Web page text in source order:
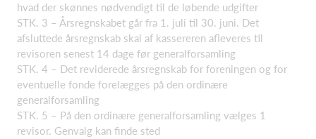
hvad der skønnes nødvendigt til de løbende udgifter
STK. 3 – Årsregnskabet går fra 1. juli til 30. juni. Det
afsluttede årsregnskab skal af kassereren afleveres til
revisoren senest 14 dage før generalforsamling
STK. 4 – Det reviderede årsregnskab for foreningen og for
eventuelle fonde forelægges på den ordinære
generalforsamling
STK. 5 – På den ordinære generalforsamling vælges 1
revisor. Genvalg kan finde sted